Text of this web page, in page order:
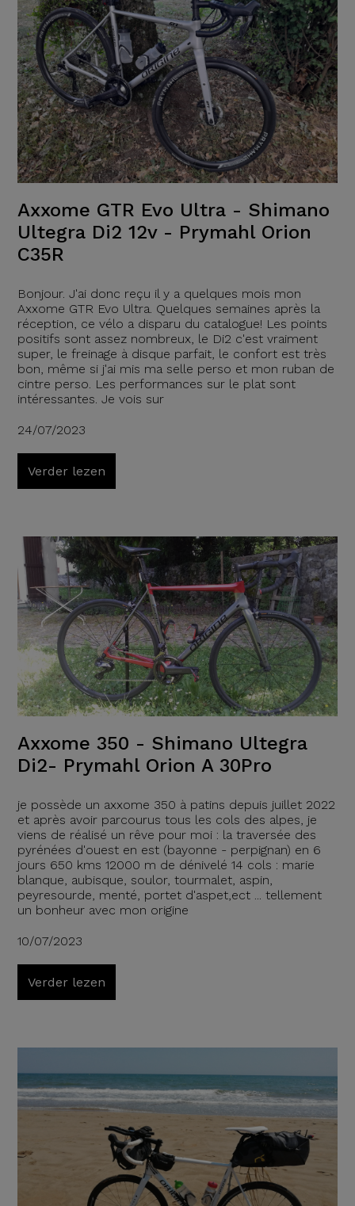
Axxome GTR Evo Ultra - Shimano
Ultegra Di2 12v - Prymahl Orion
C35R
Bonjour. J'ai donc reçu il y a quelques mois mon
Axxome GTR Evo Ultra. Quelques semaines après la
réception, ce vélo a disparu du catalogue! Les points
positifs sont assez nombreux, le Di2 c'est vraiment
super, le freinage à disque parfait, le confort est très
bon, même si j'ai mis ma selle perso et mon ruban de
cintre perso. Les performances sur le plat sont
intéressantes. Je vois sur
24/07/2023
Verder lezen
Axxome 350 - Shimano Ultegra
Di2- Prymahl Orion A 30Pro
je possède un axxome 350 à patins depuis juillet 2022
et après avoir parcourus tous les cols des alpes, je
viens de réalisé un rêve pour moi : la traversée des
pyrénées d'ouest en est (bayonne - perpignan) en 6
jours 650 kms 12000 m de dénivelé 14 cols : marie
blanque, aubisque, soulor, tourmalet, aspin,
peyresourde, menté, portet d'aspet,ect ... tellement
un bonheur avec mon origine
10/07/2023
Verder lezen